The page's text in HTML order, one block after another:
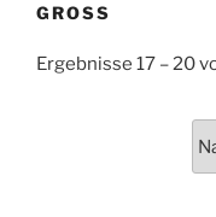
GROSS
Ergebnisse 17 – 20